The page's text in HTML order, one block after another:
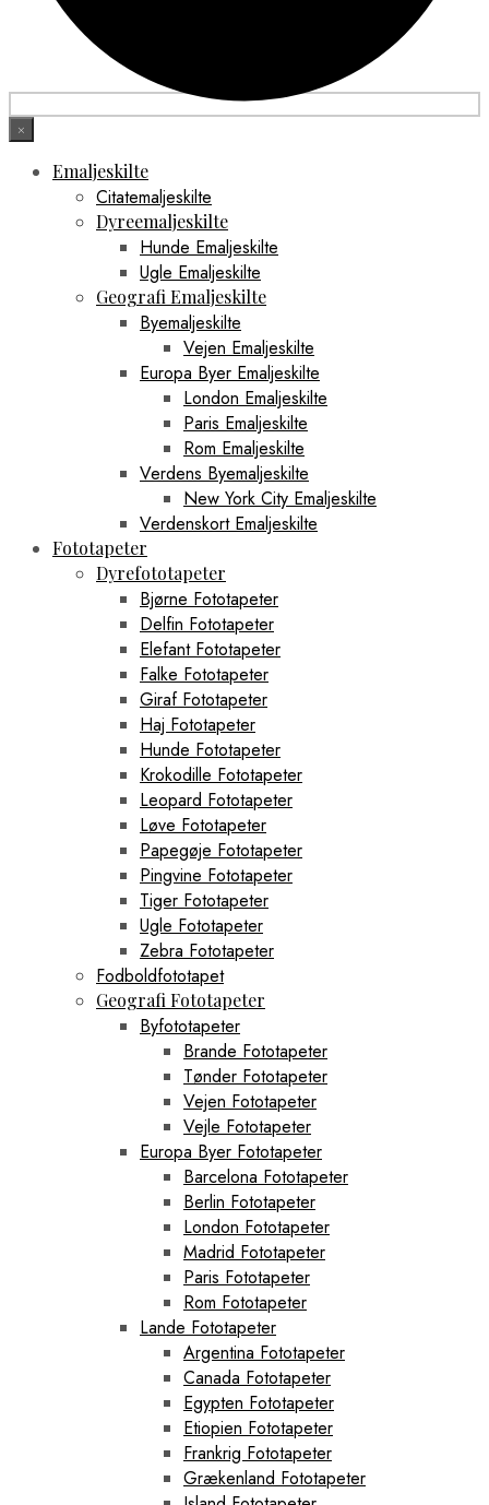
×
Emaljeskilte
Citatemaljeskilte
Dyreemaljeskilte
Hunde Emaljeskilte
Ugle Emaljeskilte
Geografi Emaljeskilte
Byemaljeskilte
Vejen Emaljeskilte
Europa Byer Emaljeskilte
London Emaljeskilte
Paris Emaljeskilte
Rom Emaljeskilte
Verdens Byemaljeskilte
New York City Emaljeskilte
Verdenskort Emaljeskilte
Fototapeter
Dyrefototapeter
Bjørne Fototapeter
Delfin Fototapeter
Elefant Fototapeter
Falke Fototapeter
Giraf Fototapeter
Haj Fototapeter
Hunde Fototapeter
Krokodille Fototapeter
Leopard Fototapeter
Løve Fototapeter
Papegøje Fototapeter
Pingvine Fototapeter
Tiger Fototapeter
Ugle Fototapeter
Zebra Fototapeter
Fodboldfototapet
Geografi Fototapeter
Byfototapeter
Brande Fototapeter
Tønder Fototapeter
Vejen Fototapeter
Vejle Fototapeter
Europa Byer Fototapeter
Barcelona Fototapeter
Berlin Fototapeter
London Fototapeter
Madrid Fototapeter
Paris Fototapeter
Rom Fototapeter
Lande Fototapeter
Argentina Fototapeter
Canada Fototapeter
Egypten Fototapeter
Etiopien Fototapeter
Frankrig Fototapeter
Grækenland Fototapeter